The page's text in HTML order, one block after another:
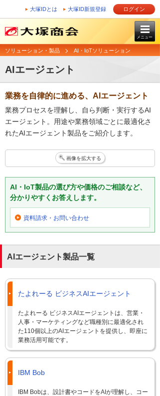
大塚IDとは 大塚ID新規登録 ログイン
メニュー
ソリューション・製品 AI・IoTソリューション
AIエージェント
業務を自律的に進める、AIエージェント
業務プロセスを理解し、自ら判断・実行するAI
エージェント。用途や業務領域ごとに最適化さ
れたAIエージェント製品をご紹介します。
画像を拡大する
AI・IoT製品の選び方や価格のご相談など、
分かりやすくお答えします。
資料請求・お問い合わせ
AIエージェント製品一覧
たよれーる ビジネスAIエージェント
たよれーる ビジネスAIエージェントは、営業・
人事・マーケティングなど職種別に最適化され
た110個以上のAIエージェントを提供し、即座に
業務活用可能です。
IBM Bob
IBM Bobは、設計書やコードをAIが理解し、コー